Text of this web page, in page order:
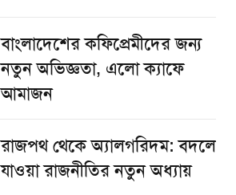
বাংলাদেশের কফিপ্রেমীদের জন্য
নতুন অভিজ্ঞতা, এলো ক্যাফে
আমাজন
রাজপথ থেকে অ্যালগরিদম: বদলে
যাওয়া রাজনীতির নতুন অধ্যায়